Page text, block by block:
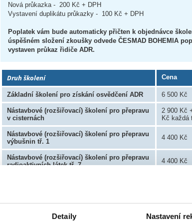
Detaily Nastavení
Nová průkazka - 200 Kč + DPH
Vystavení duplikátu průkazky - 100 Kč + DPH
Poplatek vám bude automaticky přičten k objednávce
úspěšném složení zkoušky odvede ČESMAD BOHEMIA
vystaven průkaz řidiče ADR.
Druh školení Cena
Základní školení pro získání osvědčení ADR 6 500 Kč
Nástavbové (rozšiřovací) školení pro přepravu
v cisternách
2 900 Kč
Kč každá
Nástavbové (rozšiřovací) školení pro přepravu
výbušnin tř. 1
4 400 Kč
Nástavbové (rozšiřovací) školení pro přepravu
radioaktivních látek tř. 7
4 400 Kč
Obnovovací školení pro přepravu v cisternách
2 900 Kč